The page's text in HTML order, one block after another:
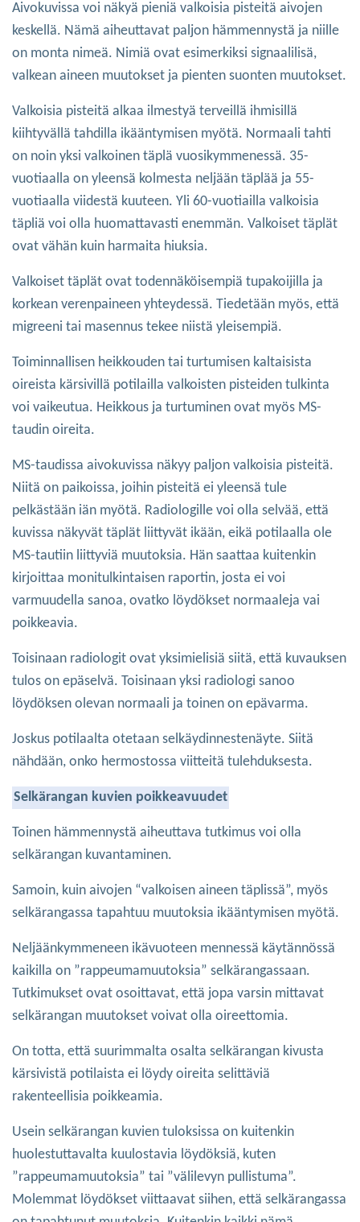
Aivokuvissa voi näkyä pieniä valkoisia pisteitä aivojen
keskellä. Nämä aiheuttavat paljon hämmennystä ja niille
on monta nimeä. Nimiä ovat esimerkiksi signaalilisä,
valkean aineen muutokset ja pienten suonten muutokset.
Valkoisia pisteitä alkaa ilmestyä terveillä ihmisillä
kiihtyvällä tahdilla ikääntymisen myötä. Normaali tahti
on noin yksi valkoinen täplä vuosikymmenessä. 35-
vuotiaalla on yleensä kolmesta neljään täplää ja 55-
vuotiaalla viidestä kuuteen. Yli 60-vuotiailla valkoisia
täpliä voi olla huomattavasti enemmän. Valkoiset täplät
ovat vähän kuin harmaita hiuksia.
Valkoiset täplät ovat todennäköisempiä tupakoijilla ja
korkean verenpaineen yhteydessä. Tiedetään myös, että
migreeni tai masennus tekee niistä yleisempiä.
Toiminnallisen heikkouden tai turtumisen kaltaisista
oireista kärsivillä potilailla valkoisten pisteiden tulkinta
voi vaikeutua. Heikkous ja turtuminen ovat myös MS-
taudin oireita.
MS-taudissa aivokuvissa näkyy paljon valkoisia pisteitä.
Niitä on paikoissa, joihin pisteitä ei yleensä tule
pelkästään iän myötä. Radiologille voi olla selvää, että
kuvissa näkyvät täplät liittyvät ikään, eikä potilaalla ole
MS-tautiin liittyviä muutoksia. Hän saattaa kuitenkin
kirjoittaa monitulkintaisen raportin, josta ei voi
varmuudella sanoa, ovatko löydökset normaaleja vai
poikkeavia.
Toisinaan radiologit ovat yksimielisiä siitä, että kuvauksen
tulos on epäselvä. Toisinaan yksi radiologi sanoo
löydöksen olevan normaali ja toinen on epävarma.
Joskus potilaalta otetaan selkäydinnestenäyte. Siitä
nähdään, onko hermostossa viitteitä tulehduksesta.
Selkärangan kuvien poikkeavuudet
Toinen hämmennystä aiheuttava tutkimus voi olla
selkärangan kuvantaminen.
Samoin, kuin aivojen “valkoisen aineen täplissä”, myös
selkärangassa tapahtuu muutoksia ikääntymisen myötä.
Neljäänkymmeneen ikävuoteen mennessä käytännössä
kaikilla on ”rappeumamuutoksia” selkärangassaan.
Tutkimukset ovat osoittavat, että jopa varsin mittavat
selkärangan muutokset voivat olla oireettomia.
On totta, että suurimmalta osalta selkärangan kivusta
kärsivistä potilaista ei löydy oireita selittäviä
rakenteellisia poikkeamia.
Usein selkärangan kuvien tuloksissa on kuitenkin
huolestuttavalta kuulostavia löydöksiä, kuten
”rappeumamuutoksia” tai ”välilevyn pullistuma”.
Molemmat löydökset viittaavat siihen, että selkärangassa